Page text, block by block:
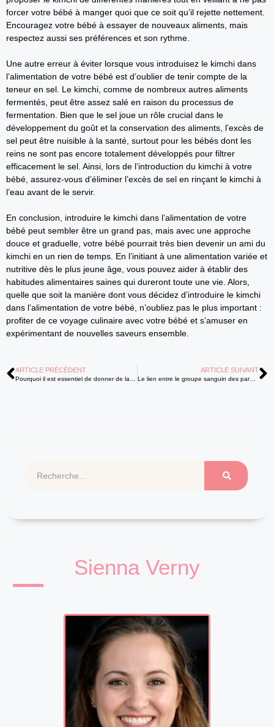
forcer votre bébé à manger quoi que ce soit qu’il rejette nettement.
Encouragez votre bébé à essayer de nouveaux aliments, mais
respectez aussi ses préférences et son rythme.
Une autre erreur à éviter lorsque vous introduisez le kimchi dans
l’alimentation de votre bébé est d’oublier de tenir compte de la
teneur en sel. Le kimchi, comme de nombreux autres aliments
fermentés, peut être assez salé en raison du processus de
fermentation. Bien que le sel joue un rôle crucial dans le
développement du goût et la conservation des aliments, l’excès de
sel peut être nuisible à la santé, surtout pour les bébés dont les
reins ne sont pas encore totalement développés pour filtrer
efficacement le sel. Ainsi, lors de l’introduction du kimchi à votre
bébé, assurez-vous d’éliminer l’excès de sel en rinçant le kimchi à
l’eau avant de le servir.
En conclusion, introduire le kimchi dans l’alimentation de votre
bébé peut sembler être un grand pas, mais avec une approche
douce et graduelle, votre bébé pourrait très bien devenir un ami du
kimchi en un rien de temps. En l’initiant à une alimentation variée et
nutritive dès le plus jeune âge, vous pouvez aider à établir des
habitudes alimentaires saines qui dureront toute une vie. Alors,
quelle que soit la manière dont vous décidez d’introduire le kimchi
dans l’alimentation de votre bébé, n’oubliez pas le plus important :
profiter de ce voyage culinaire avec votre bébé et s’amuser en
expérimentant de nouvelles saveurs ensemble.
ARTICLE PRÉCÉDENT ARTICLE SUIVANT
Le lien entre le groupe sanguin des parents et celui des enfants : tout savoir sur le tableau groupe sanguin
Sienna Verny